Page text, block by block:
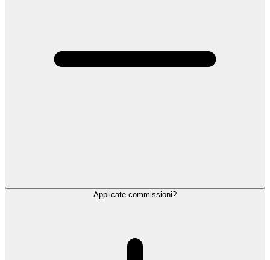
Applicate commissioni?